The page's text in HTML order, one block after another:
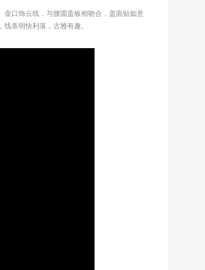
壶口饰云线 ， 与腰圆盖板相吻合，盖面贴如意
，线条明快利落 ， 古雅有趣。